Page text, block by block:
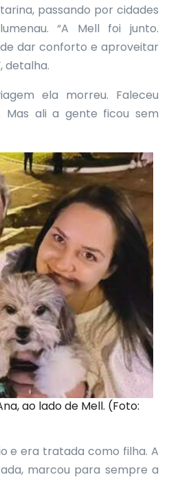
passando por cidades
“A Mell foi junto.
dar conforto e aproveitar
detalha.
ela morreu. Faleceu
Mas ali a gente ficou sem
ao lado de Mell. (Foto:
e era tratada como filha. A
marcou para sempre a